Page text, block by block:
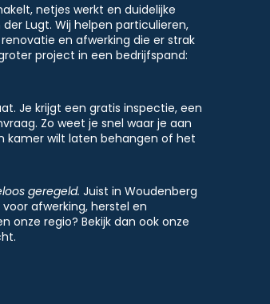
netjes werkt en duidelijke
Lugt. Wij helpen particulieren,
en afwerking die er strak
project in een bedrijfspand:
Je krijgt een gratis inspectie, een
Zo weet je snel waar je aan
kamer wilt laten behangen of het
geregeld. Juist in Woudenberg
afwerking, herstel en
onze regio? Bekijk dan ook onze